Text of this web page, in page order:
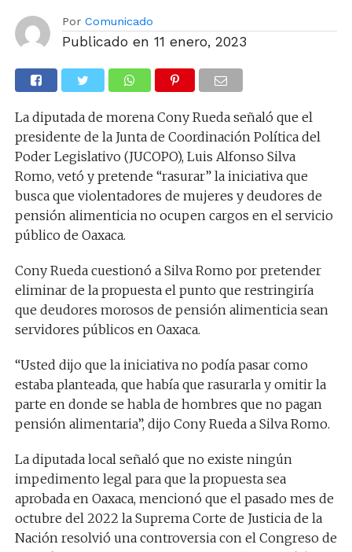
Por Comunicado
Publicado en 11 enero, 2023
La diputada de morena Cony Rueda señaló que el
presidente de la Junta de Coordinación Política del
Poder Legislativo (JUCOPO), Luis Alfonso Silva
Romo, vetó y pretende “rasurar” la iniciativa que
busca que violentadores de mujeres y deudores de
pensión alimenticia no ocupen cargos en el servicio
público de Oaxaca.
Cony Rueda cuestionó a Silva Romo por pretender
eliminar de la propuesta el punto que restringiría
que deudores morosos de pensión alimenticia sean
servidores públicos en Oaxaca.
“Usted dijo que la iniciativa no podía pasar como
estaba planteada, que había que rasurarla y omitir la
parte en donde se habla de hombres que no pagan
pensión alimentaria”, dijo Cony Rueda a Silva Romo.
La diputada local señaló que no existe ningún
impedimento legal para que la propuesta sea
aprobada en Oaxaca, mencionó que el pasado mes de
octubre del 2022 la Suprema Corte de Justicia de la
Nación resolvió una controversia con el Congreso de